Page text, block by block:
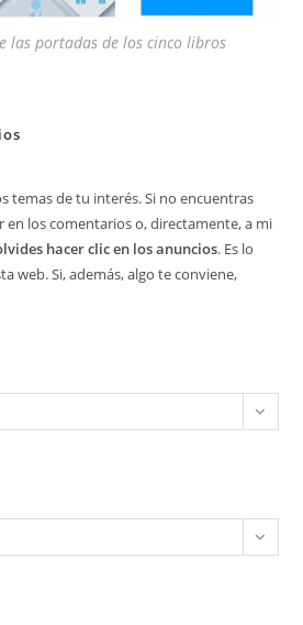
las portadas de los cinco libros
temas de tu interés. Si no encuentras
en los comentarios o, directamente, a mi
hacer clic en los anuncios. Es lo
web. Si, además, algo te conviene,